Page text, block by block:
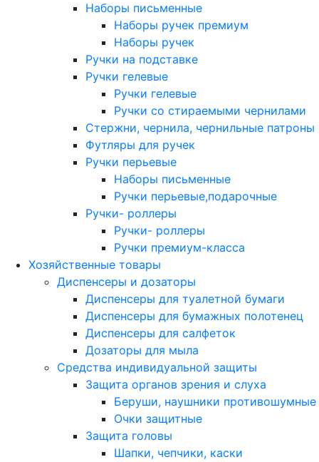
Наборы письменные
Наборы ручек премиум
Наборы ручек
Ручки на подставке
Ручки гелевые
Ручки гелевые
Ручки со стираемыми чернилами
Стержни, чернила, чернильные патроны
Футляры для ручек
Ручки перьевые
Наборы письменные
Ручки перьевые,подарочные
Ручки- роллеры
Ручки- роллеры
Ручки премиум-класса
Хозяйственные товары
Диспенсеры и дозаторы
Диспенсеры для туалетной бумаги
Диспенсеры для бумажных полотенец
Диспенсеры для салфеток
Дозаторы для мыла
Средства индивидуальной защиты
Защита органов зрения и слуха
Беруши, наушники противошумные
Очки защитные
Защита головы
Шапки, чепчики, каски